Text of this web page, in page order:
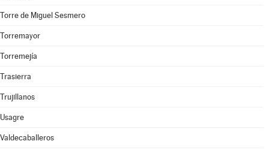
Torre de Miguel Sesmero
Torremayor
Torremejía
Trasierra
Trujillanos
Usagre
Valdecaballeros